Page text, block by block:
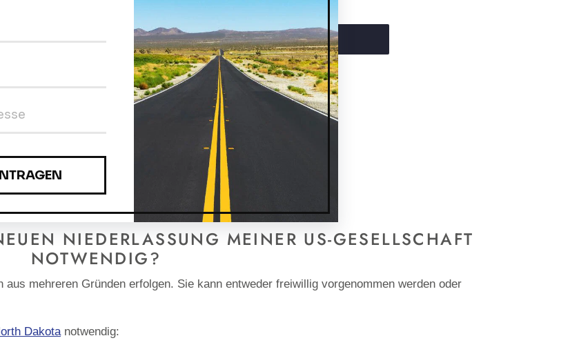
IN DEN WARENKORB LEGEN
Produkt
wird
TEILENAUF
FACEBOOKTWITTERNAUF
TWITTER
TWITTERN
PINNENAUF
PINTEREST
PINNEN
NIEDERLASSUNG MEINER US-GESELLSCHAFT
NOTWENDIG?
aus mehreren Gründen erfolgen. Sie kann entweder freiwillig vorgenommen werden oder
Dakotanotwendig: